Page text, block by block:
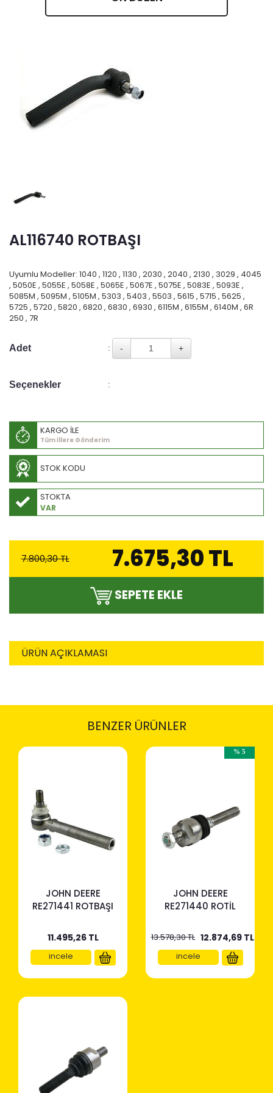
AL116740 ROTBAŞI
Uyumlu Modeller: 1040 , 1120 , 1130 , 2030 , 2040 , 2130 , 3029 , 4045
, 5050E , 5055E , 5058E , 5065E , 5067E , 5075E , 5083E , 5093E ,
5085M , 5095M , 5105M , 5303 , 5403 , 5503 , 5615 , 5715 , 5625 ,
5725 , 5720 , 5820 , 6820 , 6830 , 6930 , 6115M , 6155M , 6140M , 6R
250 , 7R
Adet :
Seçenekler :
KARGO İLE
Tüm İllere Gönderim
STOK KODU
STOKTA
VAR
7.800,30 TL 7.675,30 TL
SEPETE EKLE
ÜRÜN AÇIKLAMASI
BENZER ÜRÜNLER
JOHN DEERE
RE271441 ROTBAŞI
11.495,26 TL
incele
% 5
JOHN DEERE
RE271440 ROTİL
13.578,30 TL 12.874,69 TL
incele